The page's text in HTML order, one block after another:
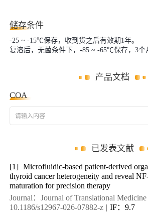
储存条件
-25 ~ -15℃保存，收到货之后有效期1年。
复溶后，无菌条件下，-85 ~ -65℃保存，3个
产品文档
COA
请输入内容
已发表文献
[1] Microfluidic-based patient-derived
thyroid cancer heterogeneity and reveal
maturation for precision therapy
Journal：Journal of Translational Medicine
10.1186/s12967-026-07882-z | IF：9.7